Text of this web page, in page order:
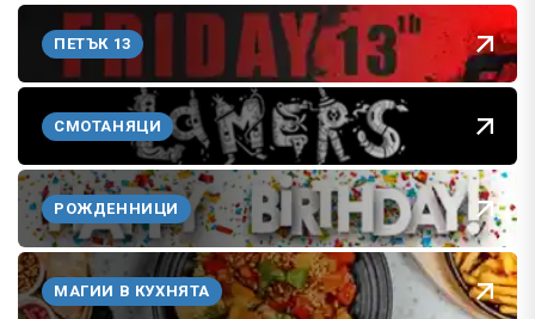
ПЕТЪК 13
СМОТАНЯЦИ
РОЖДЕННИЦИ
МАГИИ В КУХНЯТА